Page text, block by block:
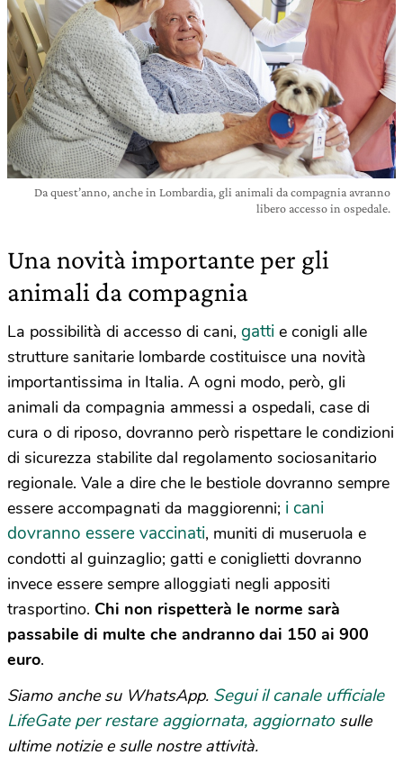
Da quest’anno, anche in Lombardia, gli animali da compagnia avranno
libero accesso in ospedale.
Una novità importante per gli
animali da compagnia
La possibilità di accesso di cani, gatti e conigli alle
strutture sanitarie lombarde costituisce una novità
importantissima in Italia. A ogni modo, però, gli
animali da compagnia ammessi a ospedali, case di
cura o di riposo, dovranno però rispettare le condizioni
di sicurezza stabilite dal regolamento sociosanitario
regionale. Vale a dire che le bestiole dovranno sempre
essere accompagnati da maggiorenni; i cani
dovranno essere vaccinati, muniti di museruola e
condotti al guinzaglio; gatti e coniglietti dovranno
invece essere sempre alloggiati negli appositi
trasportino. Chi non rispetterà le norme sarà
passabile di multe che andranno dai 150 ai 900
euro.
Siamo anche su WhatsApp. Segui il canale ufficiale
LifeGate per restare aggiornata, aggiornato sulle
ultime notizie e sulle nostre attività.